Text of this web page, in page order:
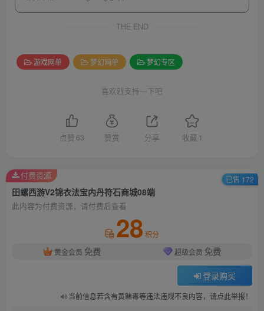
THE END
游戏网单 梦幻网单 梦幻专区
喜欢就支持一下吧
点赞 63 赞赏 分享 收藏 1
田螺西游V2锦衣法宝内丹符石商城08端
此内容为付费资源，请付费后查看
28 积分
黄金会员 免费 超级会员 免费
登录购买
当前信息若含有黄赌毒等违法违规不良内容，请点此举报！
付费资源 已售 172